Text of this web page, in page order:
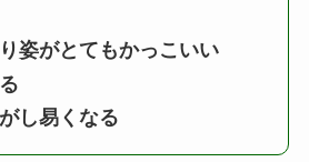
姿がとてもかっこいい
し易くなる